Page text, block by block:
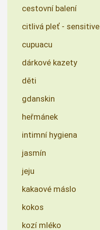
cestovní balení
citlivá pleť - sensitive
cupuacu
dárkové kazety
děti
gdanskin
heřmánek
intimní hygiena
jasmín
jeju
kakaové máslo
kokos
kozí mléko